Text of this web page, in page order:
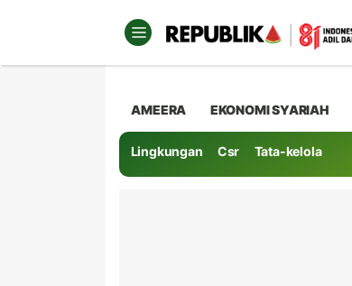
AMEERA EKONOMI SYARIAH
Lingkungan Csr Tata-kelola